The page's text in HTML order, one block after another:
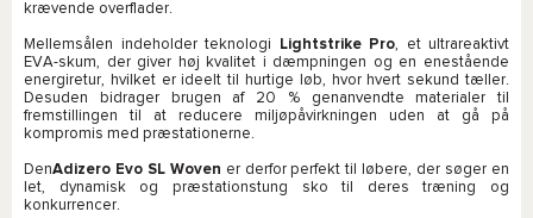
krævende overflader.
Mellemsålen indeholder teknologi Lightstrike Pro, et ultrareaktivt
EVA-skum, der giver høj kvalitet i dæmpningen og en enestående
energiretur, hvilket er ideelt til hurtige løb, hvor hvert sekund tæller.
Desuden bidrager brugen af 20 % genanvendte materialer til
fremstillingen til at reducere miljøpåvirkningen uden at gå på
kompromis med præstationerne.
DenAdizero Evo SL Woven er derfor perfekt til løbere, der søger en
let, dynamisk og præstationstung sko til deres træning og
konkurrencer.